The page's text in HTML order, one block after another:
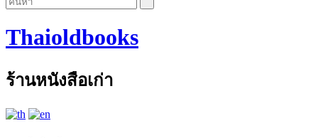
Thaioldbooks
ร้านหนังสือเก่า